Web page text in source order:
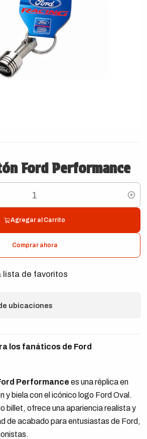
Ford Performance
Agregar al Carrito
Comprar ahora
lista de favoritos
ubicaciones
los fanáticos de Ford
Performance es una réplica en
y biela con el icónico logo Ford Oval.
billet, ofrece una apariencia realista y
de acabado para entusiastas de Ford,